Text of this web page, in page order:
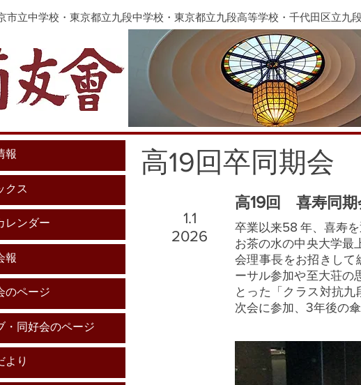
市立中学校・東京都立九段中学校・東京都立九段高等学校・千代田区立
高19回卒同期会
1.1
2026
高19回 喜寿同期
卒業以来58 年、喜寿
お茶の水の中央大学最
会理事長をお招きして
ーサル参加や至大荘の
とった「クラス対抗
次会に参加、 3年後の
報
クス
レンダー
報
のページ
・同好会のページ
より